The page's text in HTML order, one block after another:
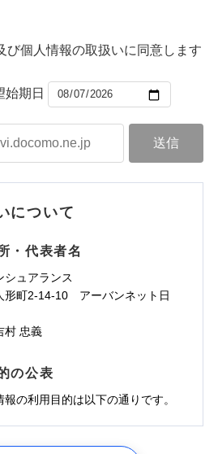
び個人情報の取扱いに同意します
始期日
について
・代表者名
シュアランス
形町2-14-10 アーバンネット日
忠義
の公表
の利用目的は以下の通りです。